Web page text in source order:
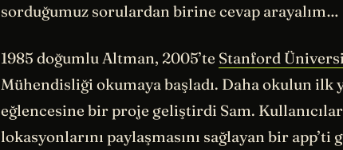
sorduğumuz sorulardan birine cevap arayalım…
1985 doğumlu Altman, 2005’te Stanford
Mühendisliği okumaya başladı. Daha okulun ilk
eğlencesine bir proje geliştirdi Sam.
lokasyonlarını paylaşmasını sağlayan bir